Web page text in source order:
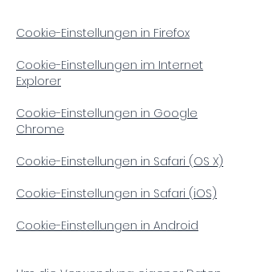
Cookie-Einstellungen in Firefox
Cookie-Einstellungen im Internet
Explorer
Cookie-Einstellungen in Google
Chrome
Cookie-Einstellungen in Safari (OS X)
Cookie-Einstellungen in Safari (iOS)
Cookie-Einstellungen in Android